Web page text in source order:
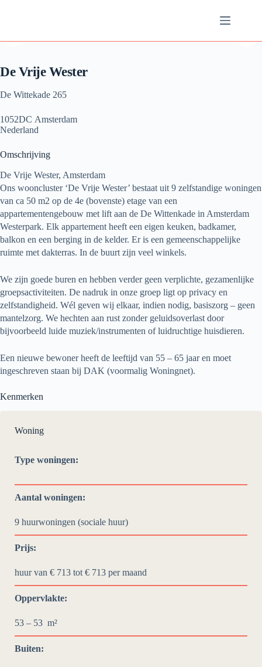
De Vrije Wester
De Wittekade 265
1052DC Amsterdam
Nederland
Omschrijving
De Vrije Wester, Amsterdam
Ons wooncluster ‘De Vrije Wester’ bestaat uit 9 zelfstandige woningen
van ca 50 m2 op de 4e (bovenste) etage van een
appartementengebouw met lift aan de De Wittenkade in Amsterdam
Westerpark. Elk appartement heeft een eigen keuken, badkamer,
balkon en een berging in de kelder. Er is een gemeenschappelijke
ruimte met dakterras. In de buurt zijn veel winkels.
We zijn goede buren en hebben verder geen verplichte, gezamenlijke
groepsactiviteiten. De nadruk in onze groep ligt op privacy en
zelfstandigheid. Wél geven wij elkaar, indien nodig, basiszorg – geen
mantelzorg. We hechten aan rust zonder geluidsoverlast door
bijvoorbeeld luide muziek/instrumenten of luidruchtige huisdieren.
Een nieuwe bewoner heeft de leeftijd van 55 – 65 jaar en moet
ingeschreven staan bij DAK (voormalig Woningnet).
Kenmerken
Woning
Type woningen:
Aantal woningen:
9 huurwoningen (sociale huur)
Prijs:
huur van € 713 tot € 713 per maand
Oppervlakte:
53 – 53 m²
Buiten: